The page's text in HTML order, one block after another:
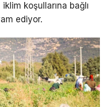
iklim koşullarına bağlı
ediyor.